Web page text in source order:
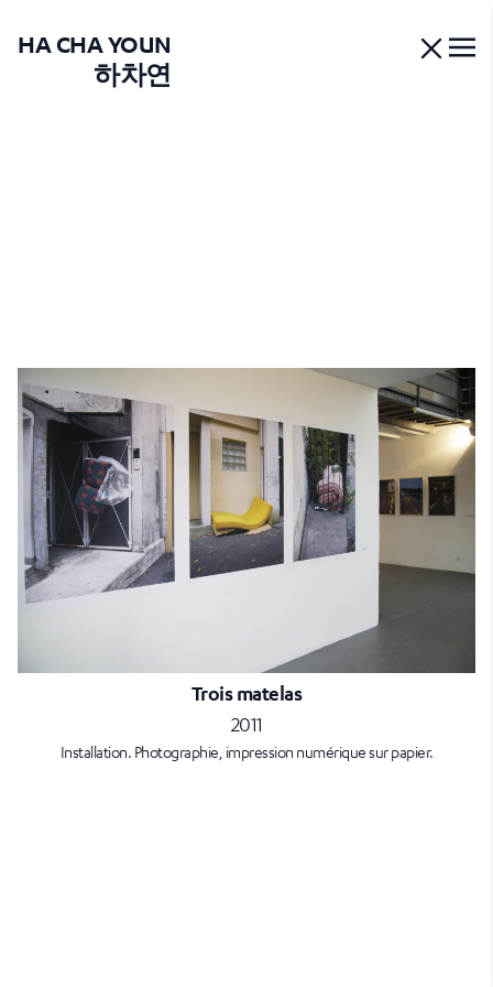
HA CHA YOUN
하차연
Trois matelas
2011
Installation. Photographie, impression numérique sur papier.